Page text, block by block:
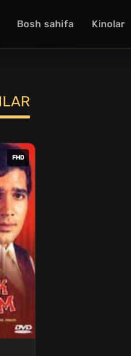
Bosh sahifa Kinolar
FHD